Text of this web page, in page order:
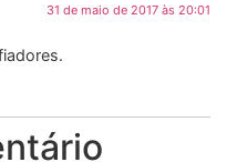
31 de maio de 2017 às 20:01